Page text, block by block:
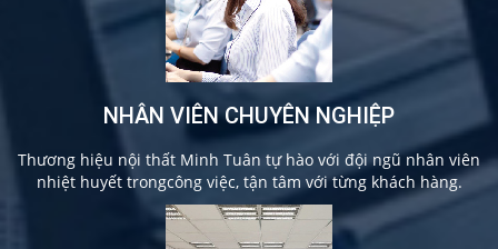
NHÂN VIÊN CHUYÊN NGHIỆP
Thương hiệu nội thất Minh Tuân tự hào với đội ngũ nhân viên
nhiệt huyết trongcông việc, tận tâm với từng khách hàng.